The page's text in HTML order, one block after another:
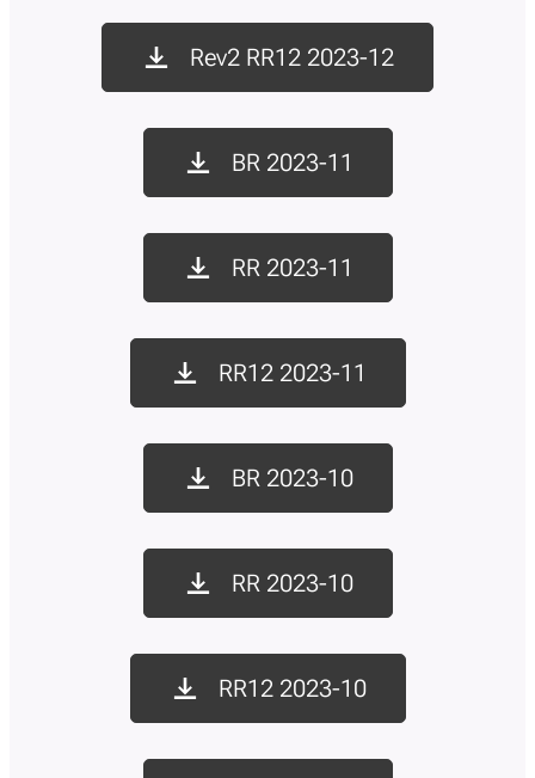
Rev2 RR12 2023-12
BR 2023-11
RR 2023-11
RR12 2023-11
BR 2023-10
RR 2023-10
RR12 2023-10